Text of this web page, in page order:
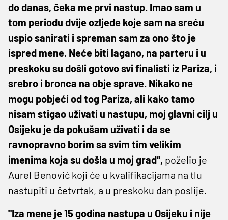
do danas, čeka me prvi nastup. Imao sam u
tom periodu dvije ozljede koje sam na sreću
uspio sanirati i spreman sam za ono što je
ispred mene. Neće biti lagano, na parteru i u
preskoku su došli gotovo svi finalisti iz Pariza, i
srebro i bronca na obje sprave. Nikako ne
mogu pobjeći od tog Pariza, ali kako tamo
nisam stigao uživati u nastupu, moj glavni cilj u
Osijeku je da pokušam uživati i da se
ravnopravno borim sa svim tim velikim
imenima koja su došla u moj grad“, poželio je
Aurel Benović koji će u kvalifikacijama na tlu
nastupiti u četvrtak, a u preskoku dan poslije.
"Iza mene je 15 godina nastupa u Osijeku i nije